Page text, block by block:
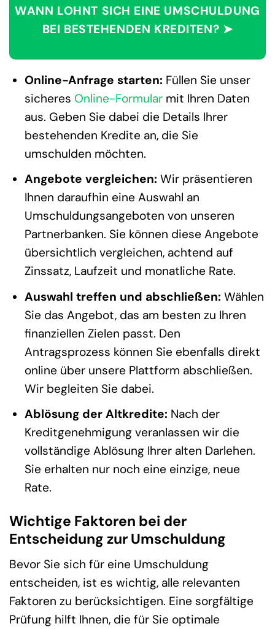
WANN LOHNT SICH EINE UMSCHULDUNG
BEI BESTEHENDEN KREDITEN? ➤
Online-Anfrage starten: Füllen Sie unser
sicheres Online-Formularmit Ihren Daten
aus. Geben Sie dabei die Details Ihrer
bestehenden Kredite an, die Sie
umschulden möchten.
Angebote vergleichen: Wir präsentieren
Ihnen daraufhin eine Auswahl an
Umschuldungsangeboten von unseren
Partnerbanken. Sie können diese Angebote
übersichtlich vergleichen, achtend auf
Zinssatz, Laufzeit und monatliche Rate.
Auswahl treffen und abschließen: Wählen
Sie das Angebot, das am besten zu Ihren
finanziellen Zielen passt. Den
Antragsprozess können Sie ebenfalls direkt
online über unsere Plattform abschließen.
Wir begleiten Sie dabei.
Ablösung der Altkredite: Nach der
Kreditgenehmigung veranlassen wir die
vollständige Ablösung Ihrer alten Darlehen.
Sie erhalten nur noch eine einzige, neue
Rate.
Wichtige Faktoren bei der
Entscheidung zur Umschuldung
Bevor Sie sich für eine Umschuldung
entscheiden, ist es wichtig, alle relevanten
Faktoren zu berücksichtigen. Eine sorgfältige
Prüfung hilft Ihnen, die für Sie optimale